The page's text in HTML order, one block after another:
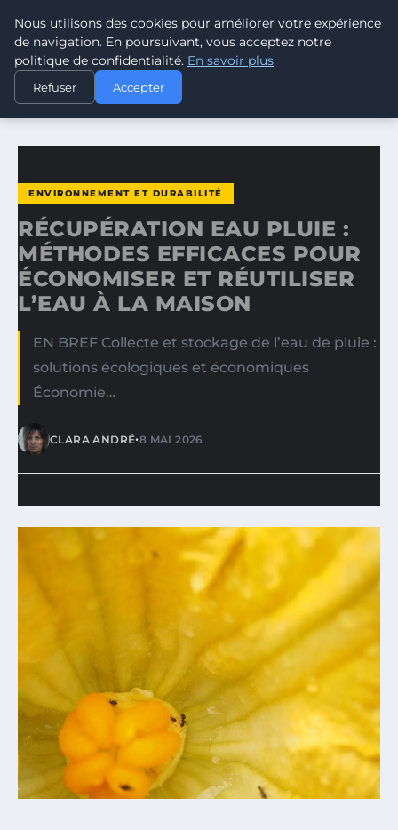
CLIMATE RESPONSE BLOG
ACCUEIL
ENVIRONNEMENT ET DURABILITÉ
RÉCUPÉRATION EAU PLUIE : MÉTHODES EFFICACES POUR…
ENVIRONNEMENT ET DURABILITÉ
RÉCUPÉRATION EAU PLUIE :
MÉTHODES EFFICACES POUR
ÉCONOMISER ET RÉUTILISER
L’EAU À LA MAISON
EN BREF Collecte et stockage de l’eau de pluie :
solutions écologiques et économiques
Économie…
CLARA ANDRÉ•8 MAI 2026
Nous utilisons des cookies pour améliorer votre expérience
de navigation. En poursuivant, vous acceptez notre
politique de confidentialité. En savoir plus
Refuser Accepter